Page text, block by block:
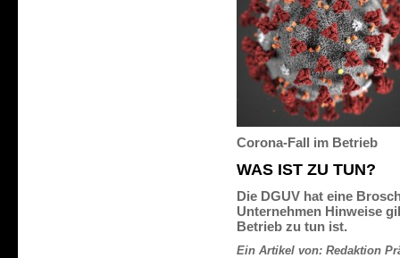
Corona-Fall im Betrieb
WAS IST ZU TUN?
Die DGUV hat eine
Unternehmen Hinweise
Betrieb zu tun ist.
Ein Artikel von: Redaktion